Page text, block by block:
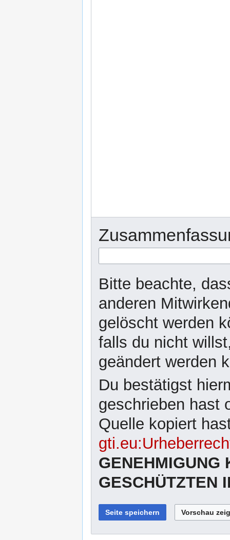
Bitte beachte,
anderen
gelöscht werden
falls du nicht
geändert werden
Du bestätigst
geschrieben hast
Quelle kopiert
GENEHMIGUNG
GESCHÜTZTEN